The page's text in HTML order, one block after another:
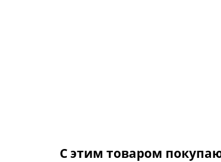
С этим товаром